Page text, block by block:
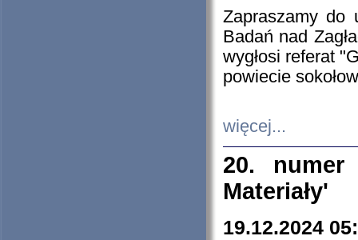
Zapraszamy do
Badań nad
wygłosi referat
powiecie
więcej...
20. numer
Materiały'
19.12.2024